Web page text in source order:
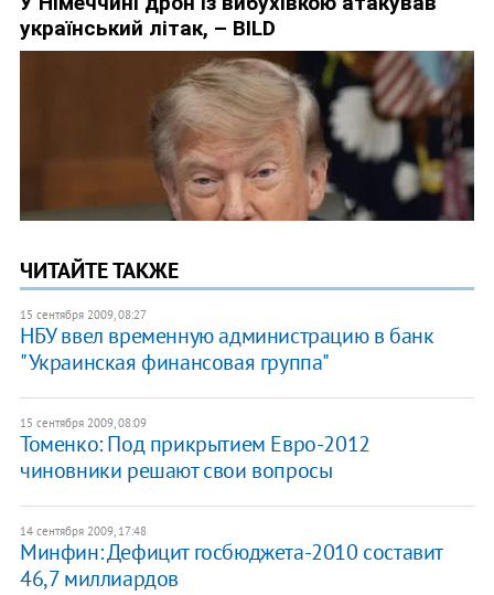
ЧИТАЙТЕ ТАКЖЕ
15 сентября 2009, 08:27
НБУ ввел временную администрацию в банк
"Украинская финансовая группа"
15 сентября 2009, 08:09
Томенко: Под прикрытием Евро-2012
чиновники решают свои вопросы
14 сентября 2009, 17:48
Минфин: Дефицит госбюджета-2010 составит
46,7 миллиардов